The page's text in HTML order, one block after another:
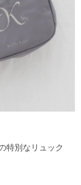
特別なリュック